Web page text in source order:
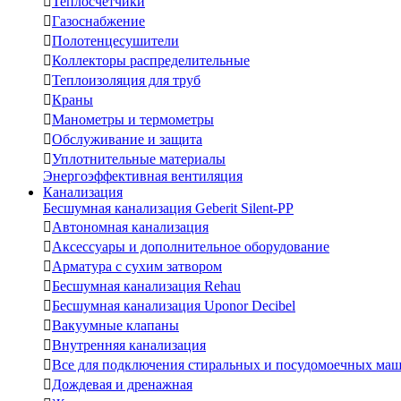
Газоснабжение
Полотенцесушители
Коллекторы распределительные
Теплоизоляция для труб
Краны
Манометры и термометры
Обслуживание и защита
Уплотнительные материалы
Энергоэффективная вентиляция
Канализация
Бесшумная канализация Geberit Silent-PP
Автономная канализация
Аксессуары и дополнительное оборудование
Арматура с сухим затвором
Бесшумная канализация Rehau
Бесшумная канализация Uponor Decibel
Вакуумные клапаны
Внутренняя канализация
Все для подключения стиральных и посудомоечных
Дождевая и дренажная